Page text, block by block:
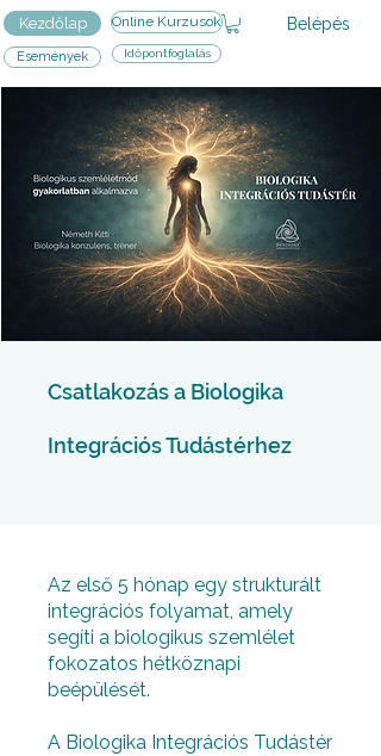
Kezdőlap Online Kurzusok Belépés
Események Időpontfoglalás
Csatlakozás a Biologika
Integrációs Tudástérhez
Az első 5 hónap egy strukturált
integrációs folyamat, amely
segíti a biologikus szemlélet
fokozatos hétköznapi
beépülését.
A Biologika Integrációs Tudástér